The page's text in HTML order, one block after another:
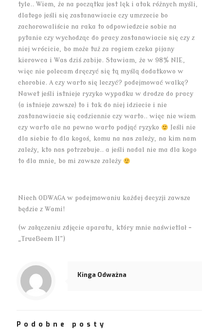
tyle.. Wiem, że na początku jest lęk i atak różnych myśli,
dlatego jeśli się zastanawiacie czy umrzecie bo
zachorowaliście na raka to odpowiedzcie sobie na
pytanie czy wychodząc do pracy zastanawiacie się czy z
niej wrócicie, bo może tuż za rogiem czeka pijany
kierowca i Was dziś zabije. Stawiam, że w 98% NIE,
więc nie polecam dręczyć się tą myślą dodatkowo w
chorobie. A czy warto się leczyć? podejmować walkę?
Nawet jeśli istnieje ryzyko wypadku w drodze do pracy
(a istnieje zawsze) to i tak do niej idziecie i nie
zastanawiacie się codziennie czy warto.. więc nie wiem
czy warto ale na pewno warto podjąć ryzyko
Jeśli nie
dla siebie to dla kogoś, komu na nas zależy, na kim nam
zależy, kto nas potrzebuje.. a jeśli nadal nie ma dla kogo
to dla mnie, bo mi zawsze zależy
Niech ODWAGA w podejmowaniu każdej decyzji zawsze
będzie z Wami!
(w załączeniu zdjęcie aparatu, który mnie naświetlał –
„TrueBeem II”)
Kinga Odważna
Podobne posty